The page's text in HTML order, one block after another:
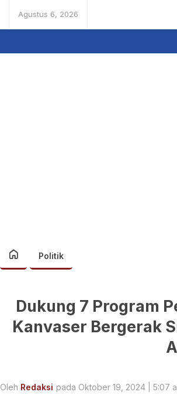
Agustus 6, 2026
Politik
Dukung 7 Program
Kanvaser Bergerak
Oleh Redaksi pada Oktober 19, 2024 | 5:07